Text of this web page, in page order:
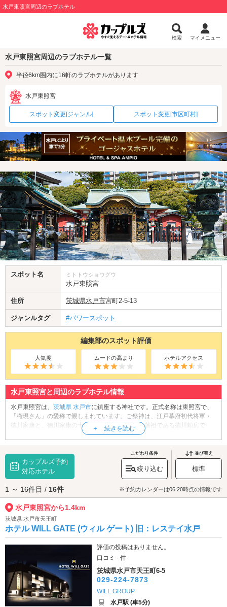
水戸東照宮周辺のラブホテル
検索 マイメニュー
水戸東照宮周辺のラブホテル一覧
半径6km圏内に16軒のラブホテルがあります
水戸東照宮
スポット変更[ジャンル] スポット変更[市区町村]
スポット名 ミトトウショウグウ
水戸東照宮
住所 茨城県水戸市宮町2-5-13
ジャンルタグ #パワースポット
編集部のスポット評価
人気度 ムードの高まり ホテルアクセス
水戸東照宮と周辺のラブホテル情報
水戸東照宮は、 茨城県 水戸市に鎮座する神社です。正式名称は東照宮で、
「権現さん」の愛称で親しまれています。ご祭神は、江戸幕府初代将軍・
徳川家康と、徳川家康の十一男で、水戸徳川家の藩祖である徳川頼房で
す。創建は1621年。水戸初代藩主・頼房が、父・家康の御霊をこの地に祀
があるとされ、県外からも多くの参拝客が訪れているスポットです。神社
に手を合わせたら、境内を散策してみましょう。境内には、徳川家の家
紋・三つ葉葵を配した鳥居や、日本最古の戦車など見どころが満載です。
水戸東照宮へは、水戸駅周辺エリアのラブホテルからもアクセスが便利で
す。
カップルズ予約
対応ホテル
こだわり条件
絞り込む
並び替え
標準
1 ～ 16件目 / 16件 ※予約カレンダーは06:20時点の情報です
水戸東照宮から1.4km
茨城県 水戸市天王町
ホテル WILL GATE (ウィル ゲート) 旧：レステイ水戸
評価の投稿はありません。
口コミ - 件
茨城県水戸市天王町6-5
029-224-7873
WILL GROUP
水戸駅 (車5分)